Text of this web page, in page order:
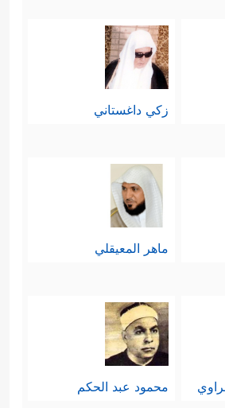
زكي داغستاني
ماهر المعيقلي
محمود عبد الحكم